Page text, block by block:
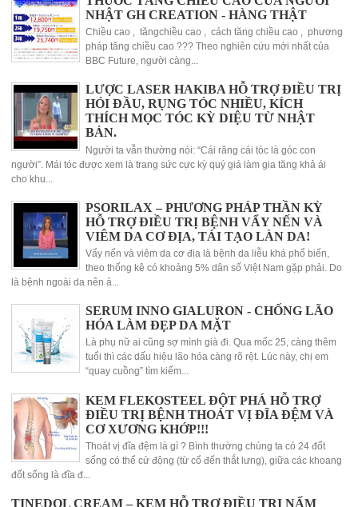
NHẬT GH CREATION - HÀNG THẬT
Chiều cao , tăngchiều cao , cách tăng chiều cao , phương
pháp tăng chiều cao ??? Theo nghiên cứu mới nhất của
BBC Future, người càng...
LƯỢC LASER HAKIBA HỖ TRỢ ĐIỀU TRỊ
HÓI ĐẦU, RỤNG TÓC NHIỀU, KÍCH
THÍCH MỌC TÓC KỲ DIỆU TỪ NHẬT
BẢN.
Người ta vẫn thường nói: “Cái răng cái tóc là góc con
người”. Mái tóc được xem là trang sức cực kỳ quý giá làm gia tăng khả ái
cho khu...
PSORILAX – PHƯƠNG PHÁP THẦN KỲ
HỖ TRỢ ĐIỀU TRỊ BỆNH VẨY NẾN VÀ
VIÊM DA CƠ ĐỊA, TÁI TẠO LÀN DA!
Vẩy nến và viêm da cơ địa là bệnh da liễu khá phổ biến,
theo thống kê có khoảng 5% dân số Việt Nam gặp phải. Do
là bệnh ngoài da nên ả...
SERUM INNO GIALURON - CHỐNG LÃO
HÓA LÀM ĐẸP DA MẶT
Là phụ nữ ai cũng sợ mình già đi. Qua mốc 25, càng thêm
tuổi thì các dấu hiệu lão hóa càng rõ rệt. Lúc này, chị em
“quay cuồng” tìm kiếm...
KEM FLEKOSTEEL ĐỘT PHÁ HỖ TRỢ
ĐIỀU TRỊ BỆNH THOÁT VỊ ĐĨA ĐỆM VÀ
CƠ XƯƠNG KHỚP!!!
Thoát vị đĩa đệm là gì ? Bình thường chúng ta có 24 đốt
sống có thể cử động (từ cổ đến thắt lưng), giữa các khoang
đốt sống là đĩa đ...
TINEDOL CREAM – KEM HỖ TRỢ ĐIỀU TRỊ NẤM